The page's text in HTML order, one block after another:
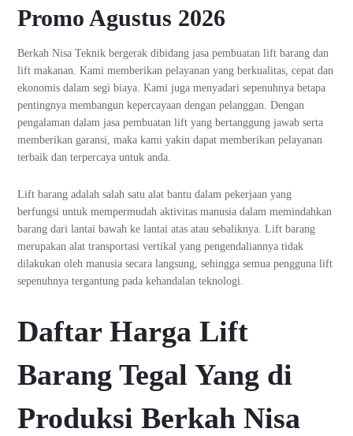
Promo Agustus 2026
Berkah Nisa Teknik bergerak dibidang jasa pembuatan lift barang dan
lift makanan. Kami memberikan pelayanan yang berkualitas, cepat dan
ekonomis dalam segi biaya. Kami juga menyadari sepenuhnya betapa
pentingnya membangun kepercayaan dengan pelanggan. Dengan
pengalaman dalam jasa pembuatan lift yang bertanggung jawab serta
memberikan garansi, maka kami yakin dapat memberikan pelayanan
terbaik dan terpercaya untuk anda.
Lift barang adalah salah satu alat bantu dalam pekerjaan yang
berfungsi untuk mempermudah aktivitas manusia dalam memindahkan
barang dari lantai bawah ke lantai atas atau sebaliknya. Lift barang
merupakan alat transportasi vertikal yang pengendaliannya tidak
dilakukan oleh manusia secara langsung, sehingga semua pengguna lift
sepenuhnya tergantung pada kehandalan teknologi.
Daftar Harga Lift
Barang Tegal Yang di
Produksi Berkah Nisa